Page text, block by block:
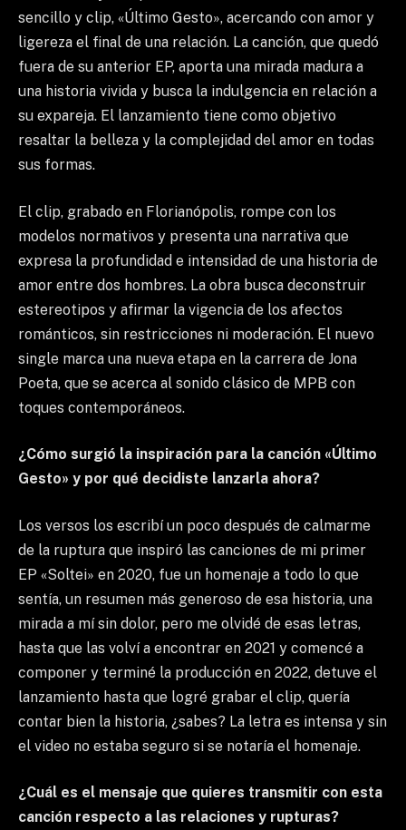
sencillo y clip, «Último Gesto», acercando con amor y
ligereza el final de una relación. La canción, que quedó
fuera de su anterior EP, aporta una mirada madura a
una historia vivida y busca la indulgencia en relación a
su expareja. El lanzamiento tiene como objetivo
resaltar la belleza y la complejidad del amor en todas
sus formas.
El clip, grabado en Florianópolis, rompe con los
modelos normativos y presenta una narrativa que
expresa la profundidad e intensidad de una historia de
amor entre dos hombres. La obra busca deconstruir
estereotipos y afirmar la vigencia de los afectos
románticos, sin restricciones ni moderación. El nuevo
single marca una nueva etapa en la carrera de Jona
Poeta, que se acerca al sonido clásico de MPB con
toques contemporáneos.
¿Cómo surgió la inspiración para la canción «Último
Gesto» y por qué decidiste lanzarla ahora?
Los versos los escribí un poco después de calmarme
de la ruptura que inspiró las canciones de mi primer
EP «Soltei» en 2020, fue un homenaje a todo lo que
sentía, un resumen más generoso de esa historia, una
mirada a mí sin dolor, pero me olvidé de esas letras,
hasta que las volví a encontrar en 2021 y comencé a
componer y terminé la producción en 2022, detuve el
lanzamiento hasta que logré grabar el clip, quería
contar bien la historia, ¿sabes? La letra es intensa y sin
el video no estaba seguro si se notaría el homenaje.
¿Cuál es el mensaje que quieres transmitir con esta
canción respecto a las relaciones y rupturas?